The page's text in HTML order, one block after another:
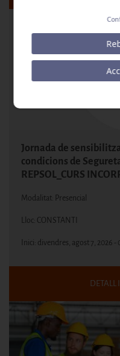
Jornada de
condicions de
REPSOL_CURS
Modalitat: Presencial
Lloc: CONSTANTI
Inici: divendres, agost 7, 2026 -
DETALL